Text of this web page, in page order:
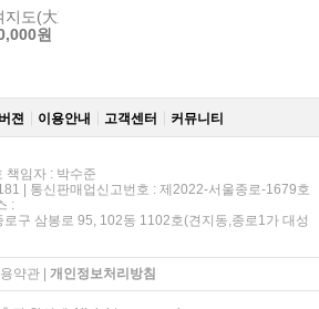
언해/세종실록본 합본
지도(大東輿地圖)-[1.절첩장(折帖裝)]
원
젼 이용안내 고객센터 커뮤니티
책임자 : 박수준
| 통신판매업신고번호 : 제2022-서울종로-1679호
:
구 삼봉로 95, 102동 1102호(견지동,종로1가 대성
약관| 개인정보처리방침